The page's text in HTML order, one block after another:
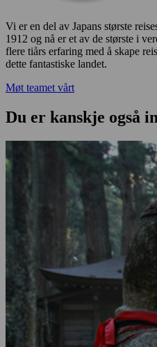
Vi er en del av Japans største
1912 og nå er et av de største i
flere tiårs erfaring med å skape
dette fantastiske landet.
Møt teamet vårt
Du er kanskje også